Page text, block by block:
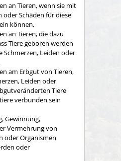
an Tieren, wenn sie mit
oder Schäden für diese
können,
an Tieren, die dazu
Tiere geboren werden
Schmerzen, Leiden oder
am Erbgut von Tieren,
Leiden oder
Tiere
verbunden sein
Gewinnung,
Vermehrung von
oder Organismen
oder